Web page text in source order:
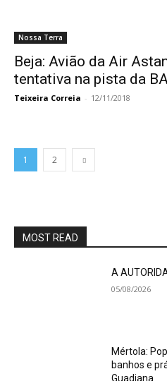
Nossa Terra
Beja: Avião da Air
tentativa na pista da
Teixeira Correia - 12/11/2018
1 2
MOST READ
A
05/08/2026
Mértola:
banhos e
Guadiana.